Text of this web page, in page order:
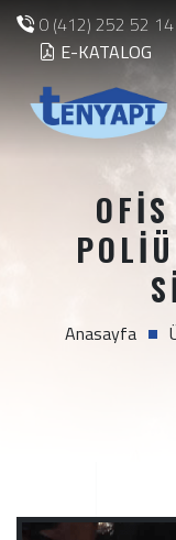
0 (412) 252 52 14
E-KATALOG
Anasayfa